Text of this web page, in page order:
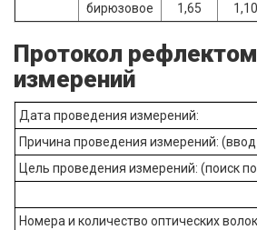
бирюзовое
1,65 1,10
Протокол
измерений
Дата проведения измерений:
Причина проведения измерений:
Цель проведения измерений: (поиск
Номера и количество оптических